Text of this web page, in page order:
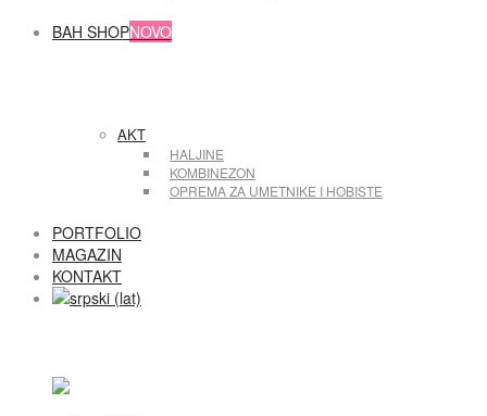
BAH SHOPNOVO
AKT
HALJINE
KOMBINEZON
OPREMA ZA UMETNIKE I HOBISTE
PORTFOLIO
MAGAZIN
KONTAKT